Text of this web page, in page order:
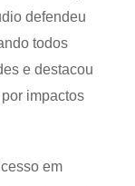
defendeu
todos
e destacou
impactos
em